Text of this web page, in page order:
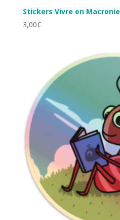
Stickers Vivre en Macronie
3,00€